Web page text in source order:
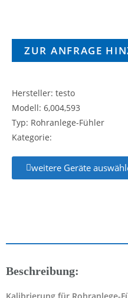
ZUR ANFRAGE
Hersteller: testo
Modell: 6,004,593
Typ: Rohranlege-Fühler
Kategorie:
weitere Geräte
Beschreibung:
Kalibrierung für Rohranlege-